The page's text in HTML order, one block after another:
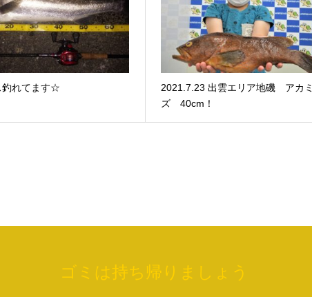
釣れてます☆
2021.7.23 出雲エリア地磯 アカミ
ズ 40cm！
ゴミは持ち帰りましょう